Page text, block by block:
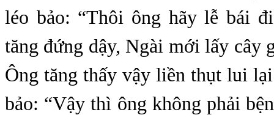
léo bảo: “Thôi ông hãy lễ bái
tăng đứng dậy, Ngài mới lấy cây
Ông tăng thấy vậy liền thụt lui
bảo: “Vậy thì ông không phải